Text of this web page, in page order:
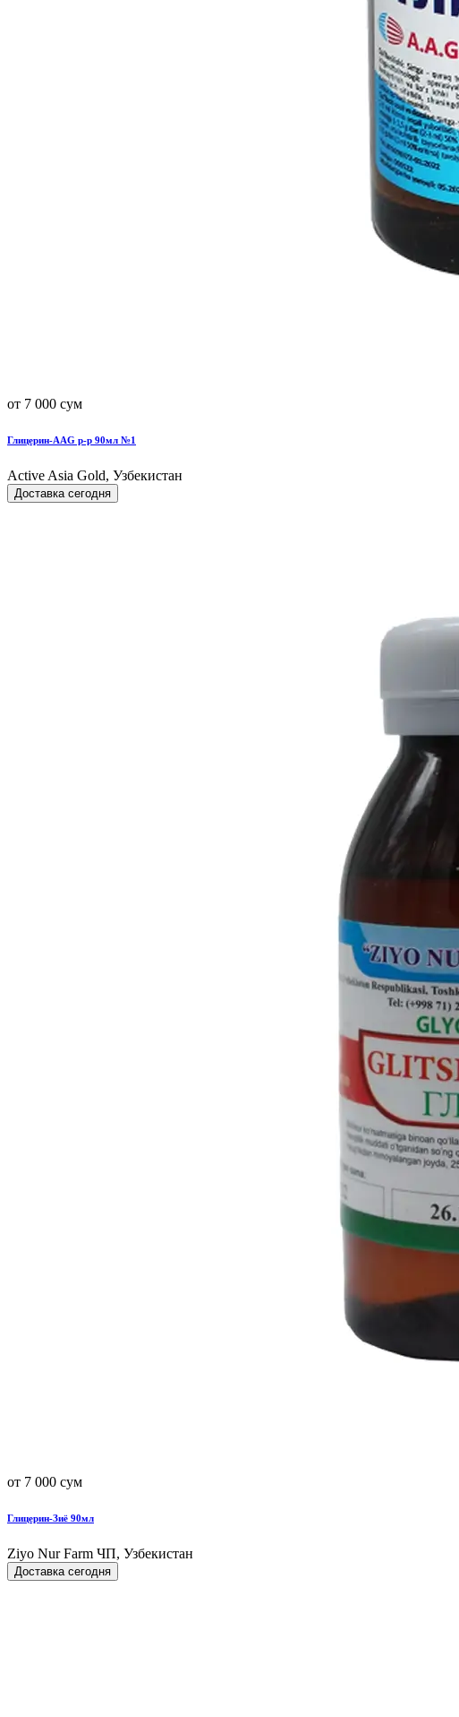
от 7 000 сум
Глицерин-AAG р-р 90мл №1
Active Asia Gold, Узбекистан
Доставка сегодня
от 7 000 сум
Глицерин-Зиё 90мл
Ziyo Nur Farm ЧП, Узбекистан
Доставка сегодня